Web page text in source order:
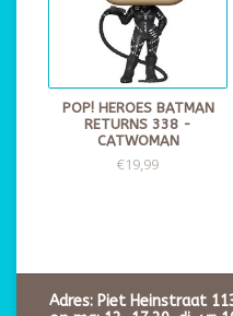
POP! HEROES BATMAN
RETURNS 338 -
CATWOMAN
€19,99
Adres: Piet Heinstraat